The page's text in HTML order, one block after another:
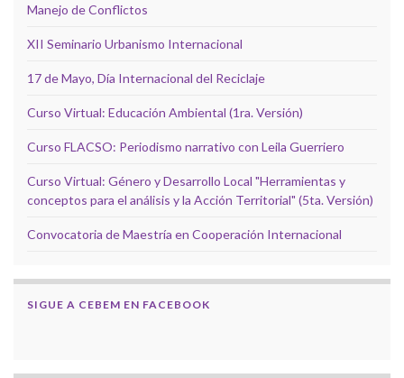
Manejo de Conflictos
XII Seminario Urbanismo Internacional
17 de Mayo, Día Internacional del Reciclaje
Curso Virtual: Educación Ambiental (1ra. Versión)
Curso FLACSO: Periodismo narrativo con Leila Guerriero
Curso Virtual: Género y Desarrollo Local "Herramientas y
conceptos para el análisis y la Acción Territorial" (5ta. Versión)
Convocatoria de Maestría en Cooperación Internacional
SIGUE A CEBEM EN FACEBOOK